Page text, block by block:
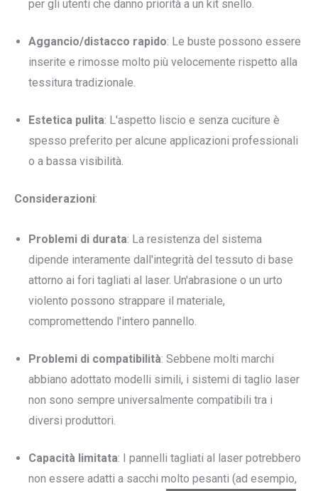
per gli utenti che danno priorità a un kit snello.
Aggancio/distacco rapido: Le buste possono essere
inserite e rimosse molto più velocemente rispetto alla
tessitura tradizionale.
Estetica pulita: L'aspetto liscio e senza cuciture è
spesso preferito per alcune applicazioni professionali
o a bassa visibilità.
Considerazioni:
Problemi di durata: La resistenza del sistema
dipende interamente dall'integrità del tessuto di base
attorno ai fori tagliati al laser. Un'abrasione o un urto
violento possono strappare il materiale,
compromettendo l'intero pannello.
Problemi di compatibilità: Sebbene molti marchi
abbiano adottato modelli simili, i sistemi di taglio laser
non sono sempre universalmente compatibili tra i
diversi produttori.
Capacità limitata: I pannelli tagliati al laser potrebbero
non essere adatti a sacchi molto pesanti (ad esempio,